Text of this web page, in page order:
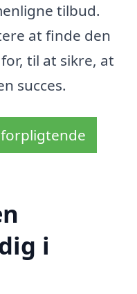
tilbud.
at finde den
til at sikre, at
succes.
i